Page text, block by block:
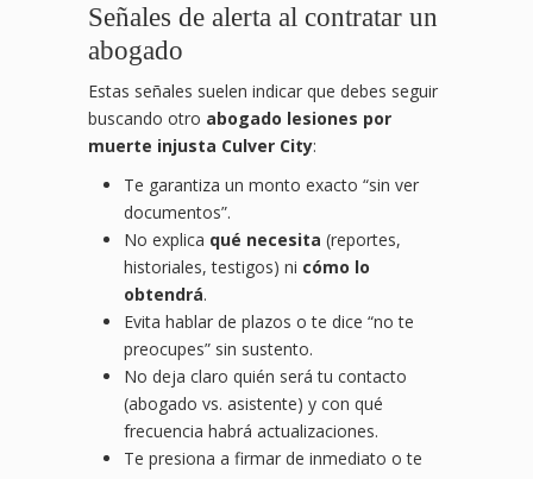
Señales de alerta al contratar un
abogado
Estas señales suelen indicar que debes seguir
buscando otro abogado lesiones por
muerte injusta Culver City:
Te garantiza un monto exacto “sin ver
documentos”.
No explica qué necesita (reportes,
historiales, testigos) ni cómo lo
obtendrá.
Evita hablar de plazos o te dice “no te
preocupes” sin sustento.
No deja claro quién será tu contacto
(abogado vs. asistente) y con qué
frecuencia habrá actualizaciones.
Te presiona a firmar de inmediato o te